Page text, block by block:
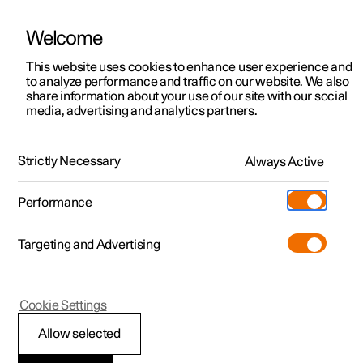
Polestar 2
Polestar 3
Polestar 4
Pre-owned
Kauppa
Lisää
Tutustu Polestar 2
Koeajo
Tutustu Polestar 3
Koeajo
Tutustu Polestar 4
Koeajo
Pre-owned edut
Kampanjat
Kampanjat
Yrityskampanjat
Toimitusvalmiit autot
Tilaa nyt
Pre-owned
Koeajo
Extras
(Avautuu uuteen ikkunaan)
Tapahtumat
Yritysautot
Sijainnit
Huoltopisteet
Omistajuus
Asiakaspalvelu
Tietoa Polestarista
Yksityisyys
2.
Missä tilanteissa henkilötietojasi käsitellään?
Mistä saamme henkilötietoja?
4.
Henkilötietojesi luovuttaminen
Asiakkaan tietosuojakäytäntö
Lataa PDF-tiedostona
Welcome
This website uses cookies to enhance user experience and
to analyze performance and traffic on our website. We also
share information about your use of our site with our social
media, advertising and analytics partners.
Strictly Necessary Always Active
Performance
Targeting and Advertising
Allow selected
Cookie Settings